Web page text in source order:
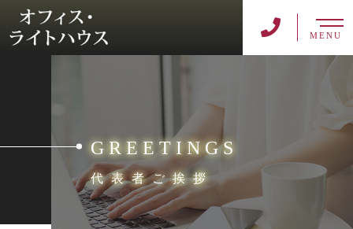
MENU
GREETINGS
代表者ご挨拶